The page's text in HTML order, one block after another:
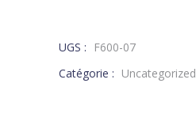
UGS :
F600-07
Catégorie : Uncategorized